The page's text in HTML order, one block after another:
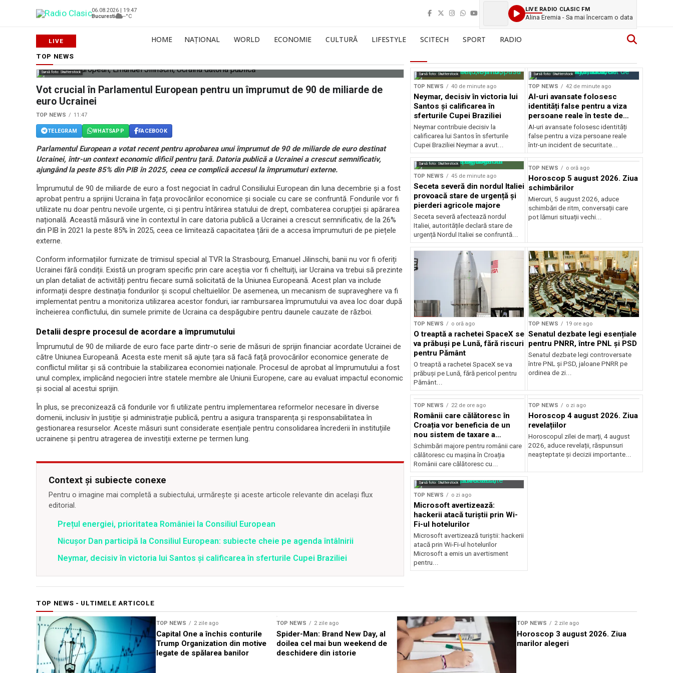
06.08.2026 | 19:47
Bucuresti
--°C
LIVE RADIO CLASIC FM
Alina Eremia - Sa mai încercam o data
HOME NAȚIONAL WORLD ECONOMIE CULTURĂ LIFESTYLE SCITECH SPORT RADIO
TOP NEWS
Sursă foto: Shutterstock
Vot crucial în Parlamentul European pentru un împrumut de 90 de miliarde de
euro Ucrainei
TOP NEWS 11:47
TELEGRAM WHATSAPP FACEBOOK
Parlamentul European a votat recent pentru aprobarea unui împrumut de 90 de miliarde de euro destinat
Ucrainei, într-un context economic dificil pentru țară. Datoria publică a Ucrainei a crescut semnificativ,
ajungând la peste 85% din PIB în 2025, ceea ce complică accesul la împrumuturi externe.
Împrumutul de 90 de miliarde de euro a fost negociat în cadrul Consiliului European din luna decembrie și a fost
aprobat pentru a sprijini Ucraina în fața provocărilor economice și sociale cu care se confruntă. Fondurile vor fi
utilizate nu doar pentru nevoile urgente, ci și pentru întărirea statului de drept, combaterea corupției și apărarea
națională. Această măsură vine în contextul în care datoria publică a Ucrainei a crescut semnificativ, de la 26%
din PIB în 2021 la peste 85% în 2025, ceea ce limitează capacitatea țării de a accesa împrumuturi de pe piețele
externe.
Conform informațiilor furnizate de trimisul special al TVR la Strasbourg, Emanuel Jilinschi, banii nu vor fi oferiți
Ucrainei fără condiții. Există un program specific prin care aceștia vor fi cheltuiți, iar Ucraina va trebui să prezinte
un plan detaliat de activități pentru fiecare sumă solicitată de la Uniunea Europeană. Acest plan va include
informații despre destinația fondurilor și scopul cheltuielilor. De asemenea, un mecanism de supraveghere va fi
implementat pentru a monitoriza utilizarea acestor fonduri, iar rambursarea împrumutului va avea loc doar după
încheierea conflictului, din sumele primite de Ucraina ca despăgubire pentru daunele cauzate de război.
Detalii despre procesul de acordare a împrumutului
Împrumutul de 90 de miliarde de euro face parte dintr-o serie de măsuri de sprijin financiar acordate Ucrainei de
către Uniunea Europeană. Acesta este menit să ajute țara să facă față provocărilor economice generate de
conflictul militar și să contribuie la stabilizarea economiei naționale. Procesul de aprobat al împrumutului a fost
unul complex, implicând negocieri între statele membre ale Uniunii Europene, care au evaluat impactul economic
și social al acestui sprijin.
În plus, se preconizează că fondurile vor fi utilizate pentru implementarea reformelor necesare în diverse
domenii, inclusiv în justiție și administrație publică, pentru a asigura transparența și responsabilitatea în
gestionarea resurselor. Aceste măsuri sunt considerate esențiale pentru consolidarea încrederii în instituțiile
ucrainene și pentru atragerea de investiții externe pe termen lung.
Context și subiecte conexe
Pentru o imagine mai completă a subiectului, urmărește și aceste articole relevante din același flux
editorial.
Prețul energiei, prioritatea României la Consiliul European
Nicușor Dan participă la Consiliul European: subiecte cheie pe agenda întâlnirii
Neymar, decisiv în victoria lui Santos și calificarea în sferturile Cupei Braziliei
Sursă foto: Shutterstock
TOP NEWS 40 de minute ago
Neymar, decisiv în victoria lui
Santos și calificarea în
sferturile Cupei Braziliei
Neymar contribuie decisiv la
calificarea lui Santos în sferturile
Cupei Braziliei Neymar a avut...
Sursă foto: Shutterstock
TOP NEWS 42 de minute ago
AI-uri avansate folosesc
identități false pentru a viza
persoane reale în teste de
securitate
AI-uri avansate folosesc identități
false pentru a viza persoane reale
într-un incident de securitate...
Sursă foto: Shutterstock
TOP NEWS 45 de minute ago
Seceta severă din nordul Italiei
provoacă stare de urgență și
pierderi agricole majore
Seceta severă afectează nordul
Italiei, autoritățile declară stare de
urgență Nordul Italiei se confruntă...
TOP NEWS o oră ago
Horoscop 5 august 2026. Ziua
schimbărilor
Miercuri, 5 august 2026, aduce
schimbări de ritm, conversații care
pot lămuri situații vechi...
TOP NEWS o oră ago
O treaptă a rachetei SpaceX se
va prăbuși pe Lună, fără riscuri
pentru Pământ
O treaptă a rachetei SpaceX se va
prăbuși pe Lună, fără pericol pentru
Pământ...
TOP NEWS 19 ore ago
Senatul dezbate legi esențiale
pentru PNRR, între PNL și PSD
Senatul dezbate legi controversate
între PNL și PSD, jaloane PNRR pe
ordinea de zi...
TOP NEWS 22 de ore ago
Românii care călătoresc în
Croația vor beneficia de un
nou sistem de taxare a
autostrăzilor
Schimbări majore pentru românii care
călătoresc cu mașina în Croația
Românii care călătoresc cu...
TOP NEWS o zi ago
Horoscop 4 august 2026. Ziua
revelațiilor
Horoscopul zilei de marți, 4 august
2026, aduce revelații, răspunsuri
neașteptate și decizii importante...
Sursă foto: Shutterstock
TOP NEWS o zi ago
Microsoft avertizează:
hackerii atacă turiștii prin Wi-
Fi-ul hotelurilor
Microsoft avertizează turiștii: hackerii
atacă prin Wi-Fi-ul hotelurilor
Microsoft a emis un avertisment
pentru...
TOP NEWS - ULTIMELE ARTICOLE
TOP NEWS 2 zile ago
Capital One a închis conturile
Trump Organization din motive
legate de spălarea banilor
TOP NEWS 2 zile ago
Spider-Man: Brand New Day, al
doilea cel mai bun weekend de
deschidere din istorie
TOP NEWS 2 zile ago
Horoscop 3 august 2026. Ziua
marilor alegeri